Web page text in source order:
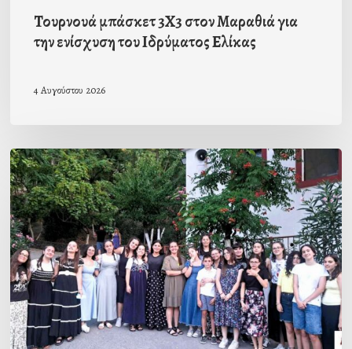
Τουρνουά μπάσκετ 3Χ3 στον Μαραθιά για
την ενίσχυση του Ιδρύματος Ελίκας
4 Αυγούστου 2026
Η
ομιλία
της
αρχηγού
της
β΄
περιόδου
κοριτσιών